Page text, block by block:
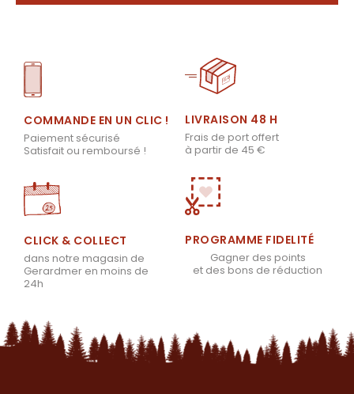
COMMANDE EN UN CLIC !
Paiement sécurisé
Satisfait ou remboursé !
LIVRAISON 48 H
Frais de port offert
à partir de 45 €
CLICK & COLLECT
dans notre magasin de
Gerardmer en moins de
24h
PROGRAMME FIDELITÉ
Gagner des points
et des bons de réduction